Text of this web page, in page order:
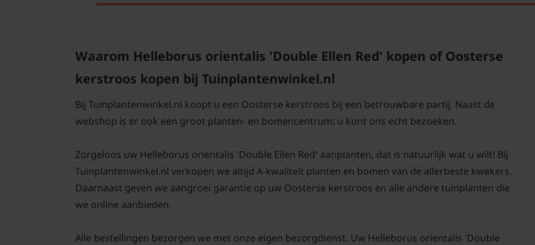
Over het algemeen
aan.
winterhard?
Net als vele andere
De planten beginnen
Waarom Helleborus orientalis 'Double Ellen Red' kopen of Oosterse
kerstroos kopen bij Tuinplantenwinkel.nl
Bij Tuinplantenwinkel.nl koopt u een Oosterse kerstroos bij een betrouwbare partij. Naast de
webshop is er ook een groot planten- en bomencentrum; u kunt ons echt bezoeken.
Zorgeloos uw Helleborus orientalis 'Double Ellen Red' aanplanten, dat is natuurlijk wat u wilt! Bij
Tuinplantenwinkel.nl verkopen we altijd A-kwaliteit planten en bomen van de allerbeste kwekers.
Daarnaast geven we aangroei garantie op uw Oosterse kerstroos en alle andere tuinplanten die
we online aanbieden.
Alle bestellingen bezorgen we met onze eigen bezorgdienst. Uw Helleborus orientalis 'Double